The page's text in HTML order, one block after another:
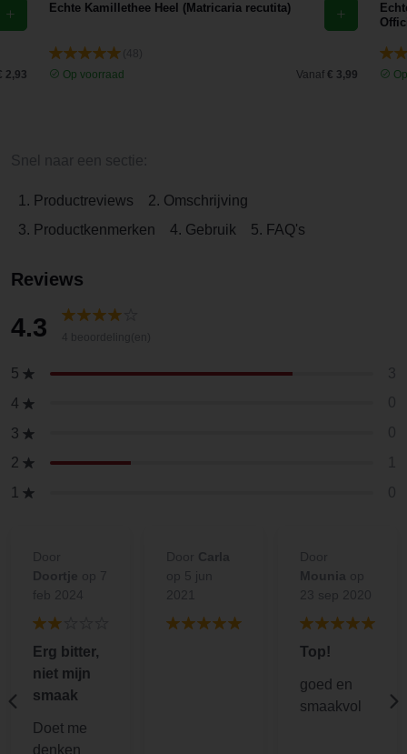
2,93
Echte Kamillethee Heel (Matricaria recutita)
Op voorraad
Vanaf € 3,99
1. Productreviews
2. Omschrijving
3. Productkenmerken
4. Gebruik 5. FAQ's
Reviews
4.3
5
4
3
2
1
Erg bitter,
niet mijn
smaak
Doet me
denken
Top!
goed en
smaakvol